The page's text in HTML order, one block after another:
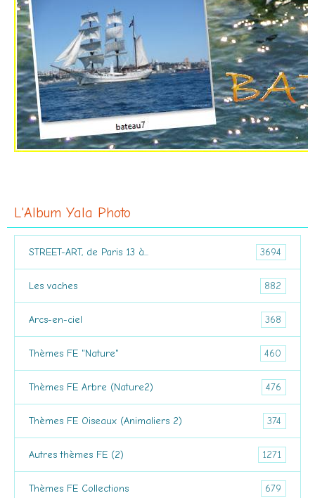
L'Album Yala Photo
STREET-ART, de Paris 13 à... 3694
Les vaches 882
Arcs-en-ciel 368
Thèmes FE "Nature" 460
Thèmes FE Arbre (Nature2) 476
Thèmes FE Oiseaux (Animaliers 2) 374
Autres thèmes FE (2) 1271
Thèmes FE Collections 679